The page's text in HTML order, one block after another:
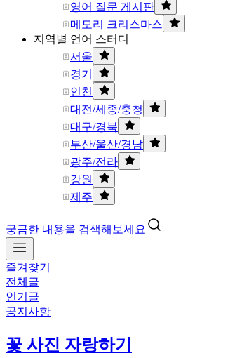
영어 질문 게시판
메모리 크리스마스
지역별 언어 스터디
서울
경기
인천
대전/세종/충청
대구/경북
부산/울산/경남
광주/전라
강원
제주
궁금한 내용을 검색해보세요
즐겨찾기
전체글
인기글
공지사항
꽃 사진 자랑하기